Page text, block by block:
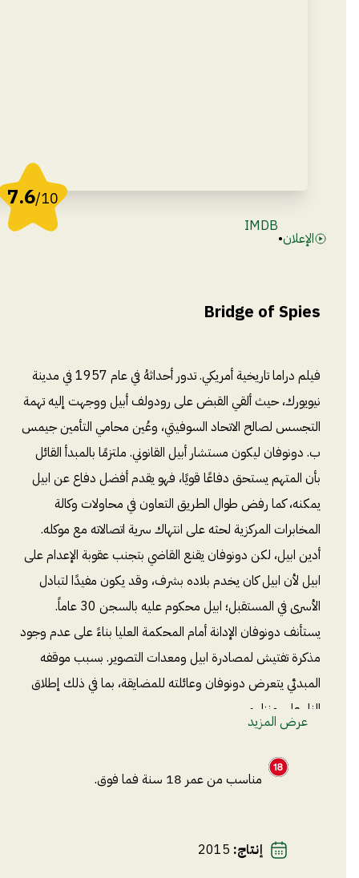
7.6/10
الإعلان•
IMDB
Bridge of Spies
فيلم دراما تاريخية أمريكي. تدور أحداثهُ في عام 1957 في مدينة
نيويورك، حيث ألقي القبض على رودولف أبيل ووجهت إليه تهمة
التجسس لصالح الاتحاد السوفيتي، وعُين محامي التأمين جيمس
ب. دونوفان ليكون مستشار أبيل القانوني. ملتزمًا بالمبدأ القائل
بأن المتهم يستحق دفاعًا قويًا، فهو يقدم أفضل دفاع عن ابيل
يمكنه، كما رفض طوال الطريق التعاون في محاولات وكالة
المخابرات المركزية لحثه على انتهاك سرية اتصالاته مع موكله.
أدين ابيل، لكن دونوفان يقنع القاضي بتجنب عقوبة الإعدام على
ابيل لأن ابيل كان يخدم بلاده بشرف، وقد يكون مفيدًا لتبادل
الأسرى في المستقبل؛ ابيل محكوم عليه بالسجن 30 عاماً.
يستأنف دونوفان الإدانة أمام المحكمة العليا بناءً على عدم وجود
مذكرة تفتيش لمصادرة ابيل ومعدات التصوير. بسبب موقفه
المبدئي يتعرض دونوفان وعائلته للمضايقة، بما في ذلك إطلاق
النار على منزلهم.
عرض المزيد
مناسب من عمر 18 سنة فما فوق.
إنتاج:
2015